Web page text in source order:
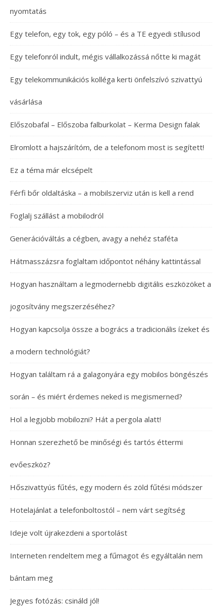
nyomtatás
Egy telefon, egy tok, egy póló – és a TE egyedi stílusod
Egy telefonról indult, mégis vállalkozássá nőtte ki magát
Egy telekommunikációs kolléga kerti önfelszívó szivattyú
vásárlása
Előszobafal – Előszoba falburkolat – Kerma Design falak
Elromlott a hajszárítóm, de a telefonom most is segített!
Ez a téma már elcsépelt
Férfi bőr oldaltáska – a mobilszerviz után is kell a rend
Foglalj szállást a mobilodról
Generációváltás a cégben, avagy a nehéz staféta
Hátmasszázsra foglaltam időpontot néhány kattintással
Hogyan használtam a legmodernebb digitális eszközöket a
jogosítvány megszerzéséhez?
Hogyan kapcsolja össze a bogrács a tradicionális ízeket és
a modern technológiát?
Hogyan találtam rá a galagonyára egy mobilos böngészés
során – és miért érdemes neked is megismerned?
Hol a legjobb mobilozni? Hát a pergola alatt!
Honnan szerezhető be minőségi és tartós éttermi
evőeszköz?
Hőszivattyús fűtés, egy modern és zöld fűtési módszer
Hotelajánlat a telefonboltostól – nem várt segítség
Ideje volt újrakezdeni a sportolást
Interneten rendeltem meg a fűmagot és egyáltalán nem
bántam meg
Jegyes fotózás: csináld jól!